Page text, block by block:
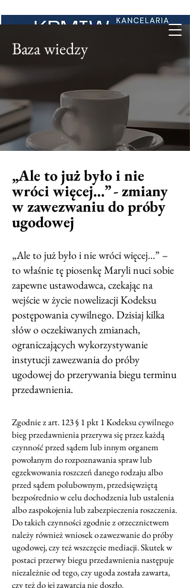
Baza wiedzy
„Ale to już było i nie
wróci więcej…” - zmiany
w zawezwaniu do próby
ugodowej
„Ale to już było i nie wróci więcej…” –
to właśnie tę piosenkę Maryli nuci sobie
zapewne ustawodawca, czekając na
wejście w życie nowelizacji Kodeksu
postępowania cywilnego. Dzisiaj kilka
słów o oczekiwanych zmianach,
ograniczających wykorzystywanie
instytucji zawezwania do próby
ugodowej do przerywania biegu terminu
przedawnienia.
Zgodnie z art. 123 § 1 pkt 1 Kodeksu cywilnego
bieg przedawnienia przerywa się przez każdą
czynność przed sądem lub innym organem
powołanym do rozpoznawania spraw lub
egzekwowania roszczeń danego rodzaju albo
przed sądem polubownym, przedsięwziętą
bezpośrednio w celu dochodzenia lub ustalenia
albo zaspokojenia lub zabezpieczenia roszczenia.
Do takich czynności zgodnie z orzecznictwem
należy również wniosek o zawezwanie do próby
ugodowej, czy też wszczęcie mediacji. Skutek w
postaci przerwy biegu przedawnienia następuje
niezależnie od tego, czy ugoda została zawarta,
czy też do jej zawarcia nie doszło.